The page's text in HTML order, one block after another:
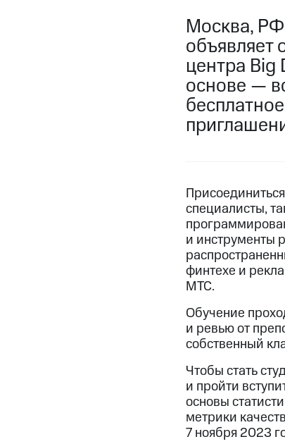
Москва,
объявляет
центра
основе —
специалисты,
и инструменты
финтехе и
МТС.
Обучение
и ревью от
собственный
Чтобы стать
и пройти
основы
метрики
7 ноября 2023